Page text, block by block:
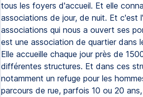
tous les foyers d'accueil. Et elle
associations de jour, de nuit. Et c'est
associations qui nous a ouvert ses
est une association de quartier dans
Elle accueille chaque jour près de
différentes structures. Et dans ces
notamment un refuge pour les
parcours de rue, parfois 10 ou 20